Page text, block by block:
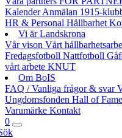
KalenderAnmälan 1915-
HR & Personal Hållbarhet
Vi är Landskrona
Vår vison Vårt
Fredagsfotboll Nattfotboll
vårt arbete KNUT
Om BoIS
FAQ / Vanliga frågor & svar
Ungdomsfonden Hall of Fame
Varumärke Kontakt
0